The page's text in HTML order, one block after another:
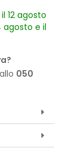
12 agosto
agosto e il
050